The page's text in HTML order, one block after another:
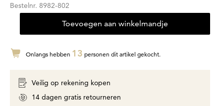
Bestelnr. 8982-802
Toevoegen aan winkelmandje
Onlangs hebben 13 personen dit artikel gekocht.
Veilig op rekening kopen
14 dagen gratis retourneren